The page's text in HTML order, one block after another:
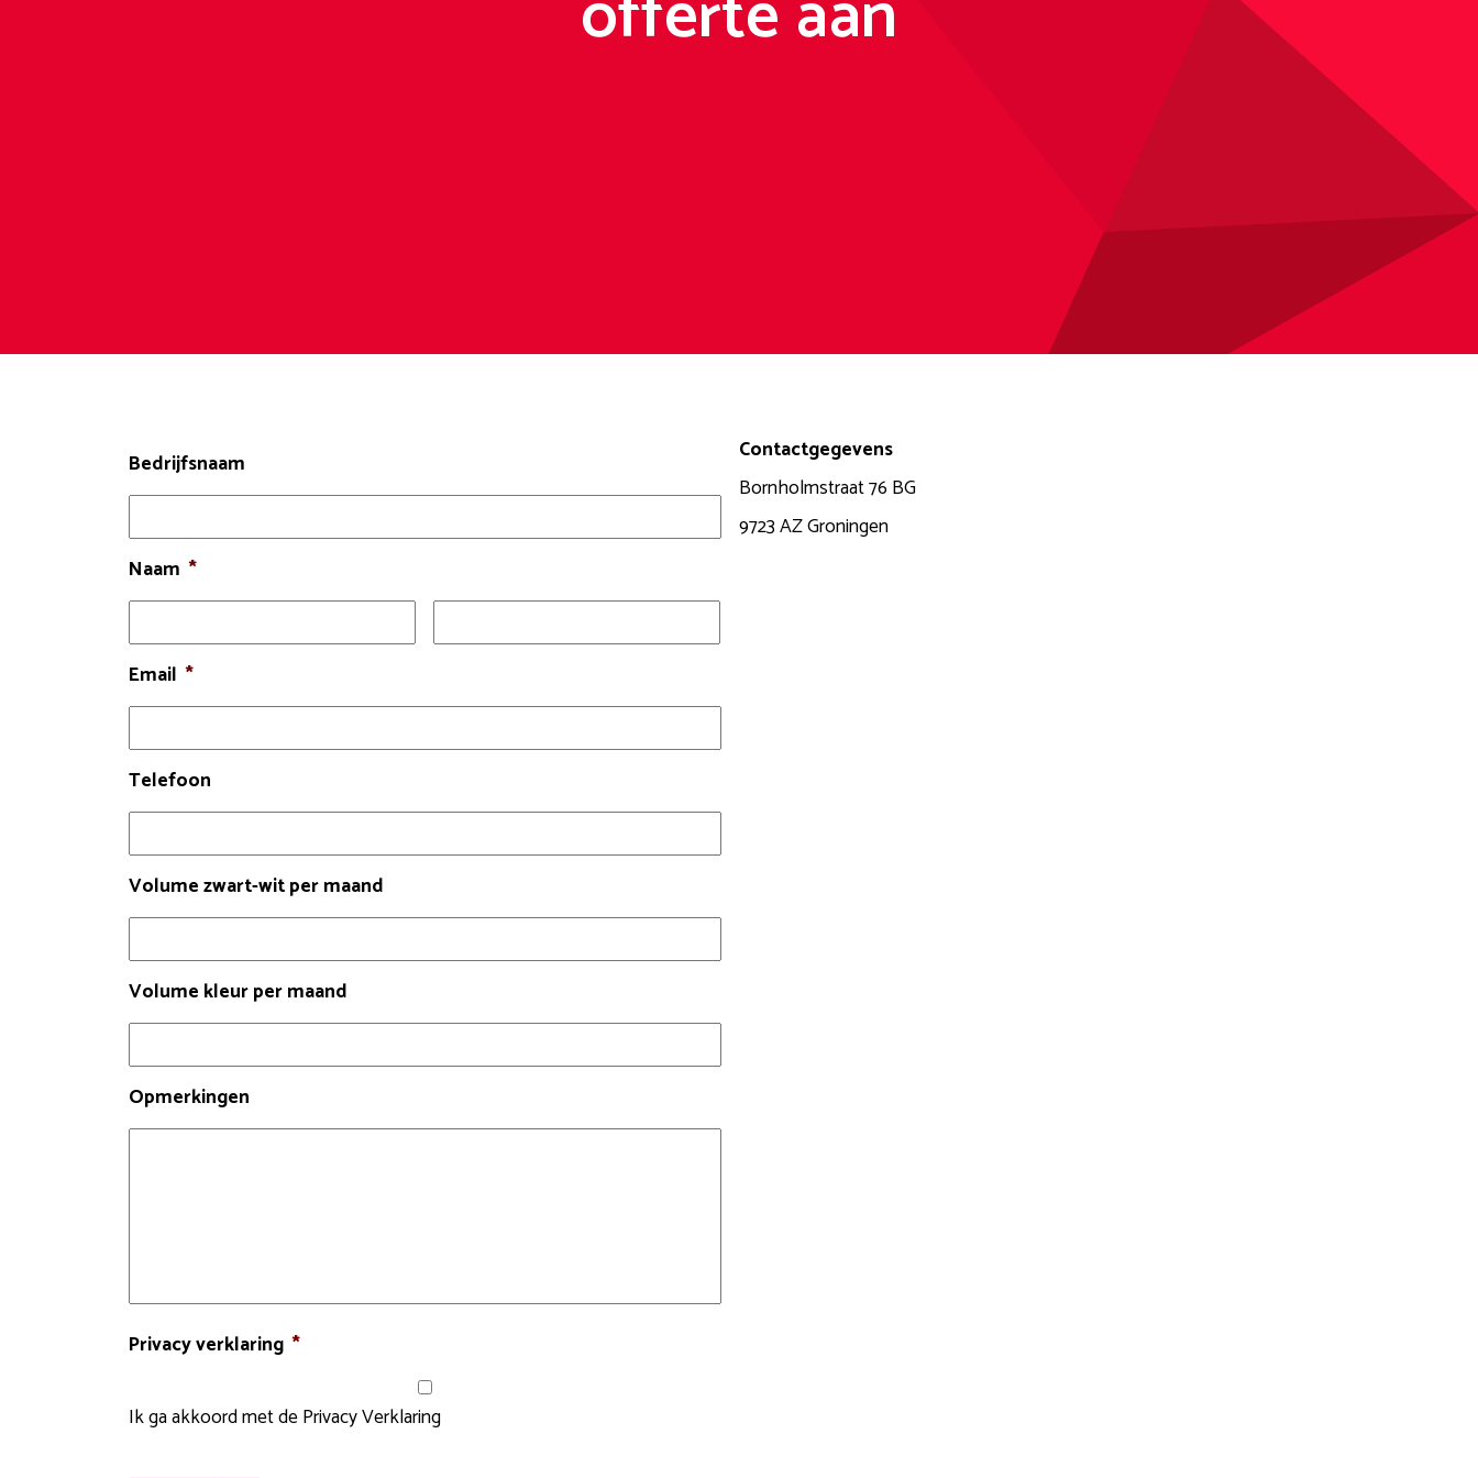
Bedrijfsnaam
Naam *
Email *
Telefoon
Volume zwart-wit per maand
Volume kleur per maand
Opmerkingen
Privacy verklaring *
Ik ga akkoord met dePrivacy Verklaring
Contactgegevens
Bornholmstraat 76 BG
9723 AZ Groningen